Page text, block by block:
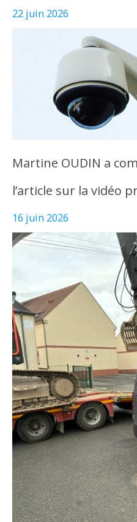
22 juin 2026
Martine OUDIN a
l’article sur la vidéo
16 juin 2026